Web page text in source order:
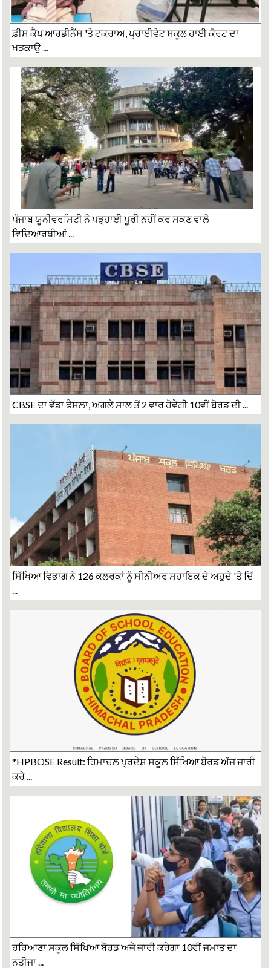
ਫ਼ੀਸ ਕੈਪ ਆਰਡੀਨੈਂਸ 'ਤੇ ਟਕਰਾਅ, ਪ੍ਰਾਈਵੇਟ ਸਕੂਲ ਹਾਈ ਕੋਰਟ ਦਾ
ਖੜਕਾਉ ...
ਪੰਜਾਬ ਯੂਨੀਵਰਸਿਟੀ ਨੇ ਪੜ੍ਹਾਈ ਪੂਰੀ ਨਹੀਂ ਕਰ ਸਕਣ ਵਾਲੇ
ਵਿਦਿਆਰਥੀਆਂ ...
CBSE ਦਾ ਵੱਡਾ ਫੈਸਲਾ, ਅਗਲੇ ਸਾਲ ਤੋਂ 2 ਵਾਰ ਹੋਵੇਗੀ 10ਵੀਂ ਬੋਰਡ ਦੀ ...
ਸਿੱਖਿਆ ਵਿਭਾਗ ਨੇ 126 ਕਲਰਕਾਂ ਨੂੰ ਸੀਨੀਅਰ ਸਹਾਇਕ ਦੇ ਅਹੁਦੇ 'ਤੇ ਦਿੱ
*HPBOSE Result: ਹਿਮਾਚਲ ਪ੍ਰਦੇਸ਼ ਸਕੂਲ ਸਿੱਖਿਆ ਬੋਰਡ ਅੱਜ ਜਾਰੀ
ਕਰੇ ...
ਹਰਿਆਣਾ ਸਕੂਲ ਸਿੱਖਿਆ ਬੋਰਡ ਅਜੇ ਜਾਰੀ ਕਰੇਗਾ 10ਵੀਂ ਜਮਾਤ ਦਾ
ਨਤੀਜਾ ...